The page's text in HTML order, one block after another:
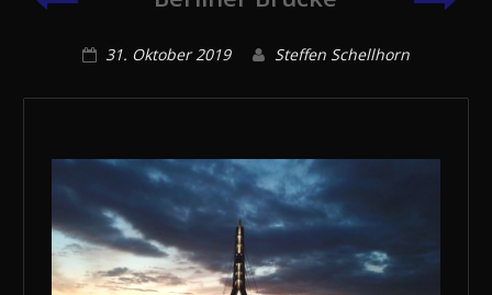
31. Oktober 2019 Steffen Schellhorn